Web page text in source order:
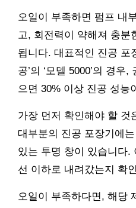
오일이 부족하면 펌프 내
고, 회전력이 약해져 충분
됩니다. 대표적인 진공 포
공’의 ‘모델 5000’의 경
으면 30% 이상 진공 성능
가장 먼저 확인해야 할 것
대부분의 진공 포장기에
있는 투명 창이 있습니다.
선 이하로 내려갔는지 확
오일이 부족하다면, 해당